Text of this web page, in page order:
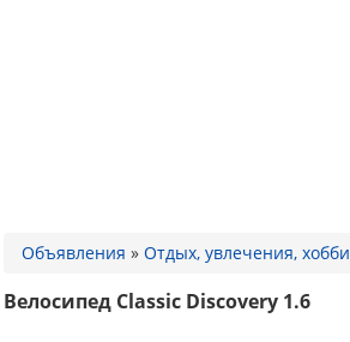
Объявления » Отдых, увлечения, хобби
Велосипед Classic Discovery 1.6